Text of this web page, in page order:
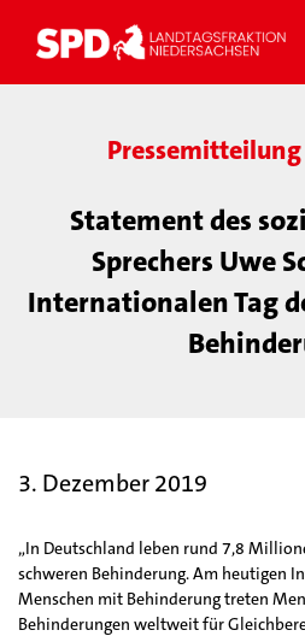
Statement des
Sprechers Uwe
Internationalen Tag
3. Dezember 2019
„In Deutschland leben rund 7,8
schweren Behinderung. Am heutigen
Menschen mit Behinderung treten
Behinderungen weltweit für